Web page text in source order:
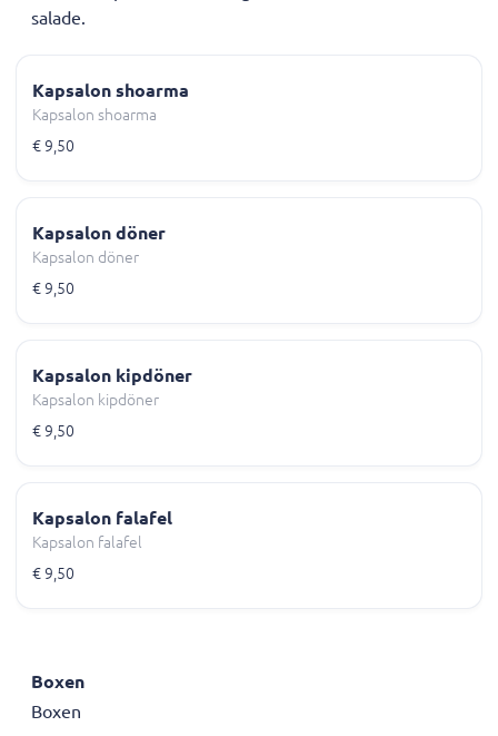
salade.
Kapsalon shoarma
Kapsalon shoarma
€ 9,50
Kapsalon döner
Kapsalon döner
€ 9,50
Kapsalon kipdöner
Kapsalon kipdöner
€ 9,50
Kapsalon falafel
Kapsalon falafel
€ 9,50
Boxen
Boxen